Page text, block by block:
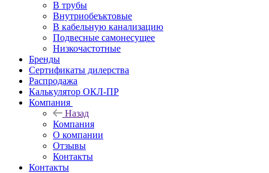
В трубы
Внутриобеъктовые
В кабельную канализацию
Подвесные самонесущее
Низкочастотные
Бренды
Сертификаты дилерства
Распродажа
Калькулятор ОКЛ-ПР
Компания
Назад
Компания
О компании
Отзывы
Контакты
Контакты